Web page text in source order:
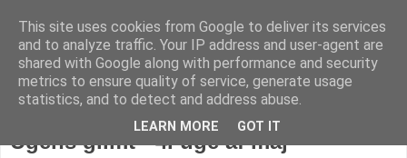
Livet på Vestegnen
Ugens glimt - 4. uge af maj
This site uses cookies from Google to deliver its services
and to analyze traffic. Your IP address and user-agent are
shared with Google along with performance and security
metrics to ensure quality of service, generate usage
statistics, and to detect and address abuse.
LEARN MORE GOT IT